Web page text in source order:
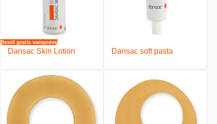
Bestil gratis vareprøve
Dansac Skin Lotion Dansac soft pasta